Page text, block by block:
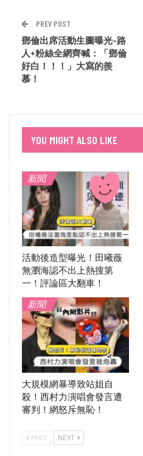
PREV POST
鄧倫出席活動生圖曝光~路
人+粉絲全網齊喊：「鄧倫
好白！！！」大寫的羨
慕！
YOU MIGHT ALSO LIKE
新聞
活動後造型曝光！田曦薇
無瀏海認不出上熱搜第
一！評論區大翻車！
新聞
大規模網暴導致站姐自
殺！西村力演唱會發言遭
審判！網怒斥無恥！
PREV NEXT